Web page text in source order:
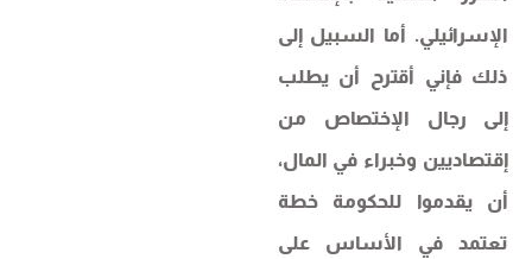
الإسرائيلي. أما السبيل إلى
ذلك فإني أقترح أن يطلب
إلى رجال الإختصاص من
إقتصاديين وخبراء في المال،
أن يقدموا للحكومة خطة
تعتمد في الأساس على